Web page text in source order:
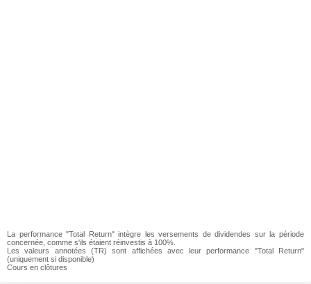
La performance "Total Return" intègre les versements de dividendes sur la période
concernée, comme s'ils étaient réinvestis à 100%.
Les valeurs annotées (TR) sont affichées avec leur performance "Total Return"
(uniquement si disponible)
Cours en clôtures